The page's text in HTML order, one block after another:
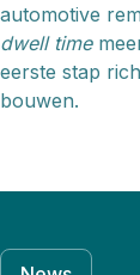
automotive
dwell time
eerste stap
bouwen.